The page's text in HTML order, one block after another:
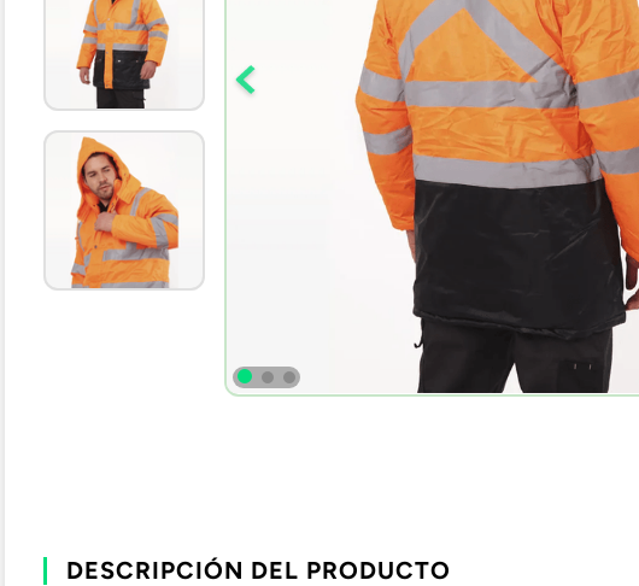
DESCRIPCIÓN DEL PRODUCTO